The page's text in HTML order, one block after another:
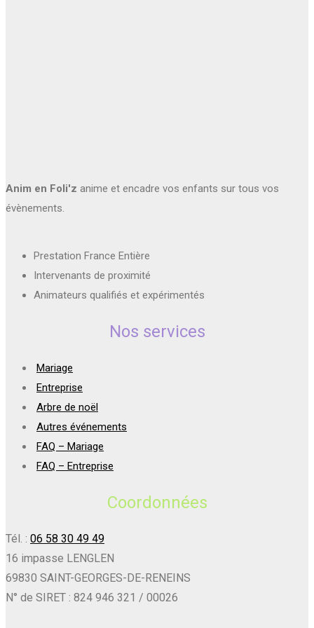
Anim en Foli'z anime et encadre vos enfants sur tous vos
évènements.
Prestation France Entière
Intervenants de proximité
Animateurs qualifiés et expérimentés
Nos services
Mariage
Entreprise
Arbre de noël
Autres événements
FAQ – Mariage
FAQ – Entreprise
Coordonnées
Tél. : 06 58 30 49 49
16 impasse LENGLEN
69830 SAINT-GEORGES-DE-RENEINS
N° de SIRET : 824 946 321 / 00026